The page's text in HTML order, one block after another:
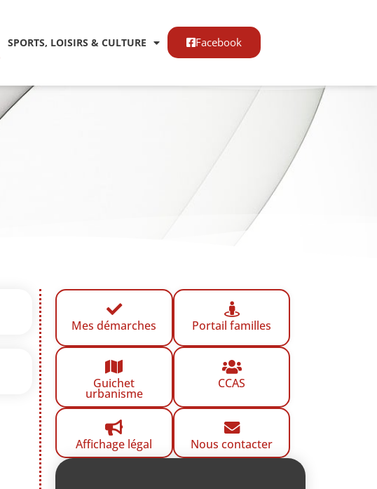
SPORTS, LOISIRS & CULTURE Facebook
Mes démarches Portail familles
Guichet
urbanisme
CCAS
Affichage légal Nous contacter